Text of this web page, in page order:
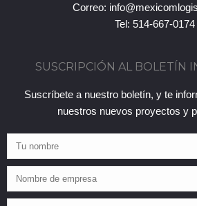
Correo:
Tel: 514-667-0174
SUSCRIPCIÓN AL BOLETÍN
Suscríbete a nuestro boletín, y te
nuestros nuevos proyectos y